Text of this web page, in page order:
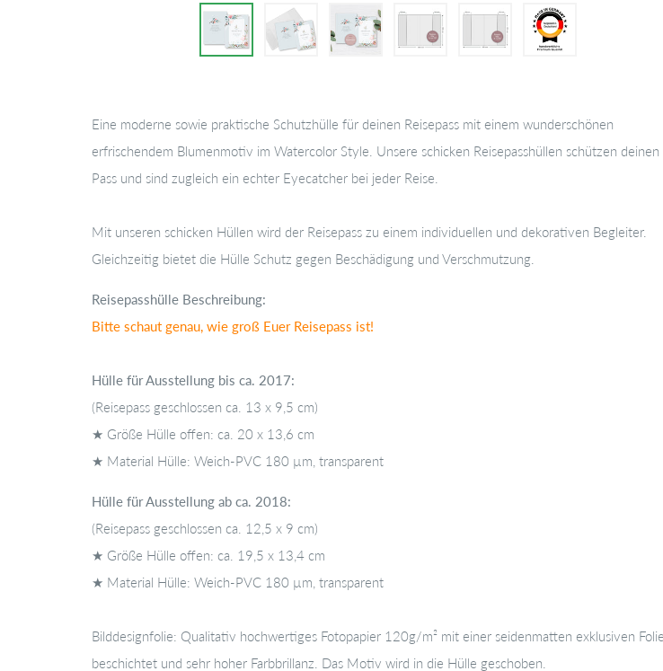
Eine moderne sowie praktische Schutzhülle für deinen Reisepass mit einem wunderschönen
erfrischendem Blumenmotiv im Watercolor Style. Unsere schicken Reisepasshüllen schützen deinen
Pass und sind zugleich ein echter Eyecatcher bei jeder Reise.
Mit unseren schicken Hüllen wird der Reisepass zu einem individuellen und dekorativen Begleiter.
Gleichzeitig bietet die Hülle Schutz gegen Beschädigung und Verschmutzung.
Reisepasshülle Beschreibung:
Bitte schaut genau, wie groß Euer Reisepass ist!
Hülle für Ausstellung bis ca. 2017:
(Reisepass geschlossen ca. 13 x 9,5 cm)
★ Größe Hülle offen: ca. 20 x 13,6 cm
★ Material Hülle: Weich-PVC 180 µm, transparent
Hülle für Ausstellung ab ca. 2018:
(Reisepass geschlossen ca. 12,5 x 9 cm)
★ Größe Hülle offen: ca. 19,5 x 13,4 cm
★ Material Hülle: Weich-PVC 180 µm, transparent
Bilddesignfolie: Qualitativ hochwertiges Fotopapier 120g/m² mit einer seidenmatten exklusiven Folie
beschichtet und sehr hoher Farbbrillanz. Das Motiv wird in die Hülle geschoben.